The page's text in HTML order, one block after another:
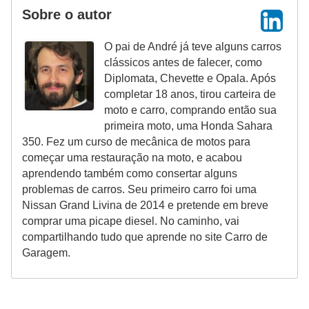
Sobre o autor
O pai de André já teve alguns carros
clássicos antes de falecer, como
Diplomata, Chevette e Opala. Após
completar 18 anos, tirou carteira de
moto e carro, comprando então sua
primeira moto, uma Honda Sahara
350. Fez um curso de mecânica de motos para
começar uma restauração na moto, e acabou
aprendendo também como consertar alguns
problemas de carros. Seu primeiro carro foi uma
Nissan Grand Livina de 2014 e pretende em breve
comprar uma picape diesel. No caminho, vai
compartilhando tudo que aprende no site Carro de
Garagem.
s
a
u
t
o
t
i
v
a
s
L